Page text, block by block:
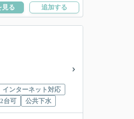
見る 追加する
インターネット対応
台可 公共下水